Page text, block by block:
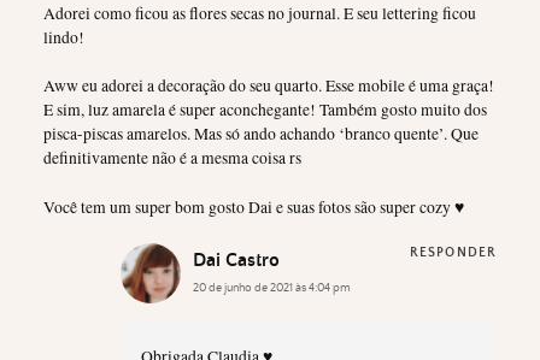
Adorei como ficou as flores secas no journal. E seu lettering ficou
lindo!
Aww eu adorei a decoração do seu quarto. Esse mobile é uma graça!
E sim, luz amarela é super aconchegante! Também gosto muito dos
pisca-piscas amarelos. Mas só ando achando ‘branco quente’. Que
definitivamente não é a mesma coisa rs
Você tem um super bom gosto Dai e suas fotos são super cozy ♥
Dai Castro
20 de junho de 2021 às 4:04 pm
RESPONDER